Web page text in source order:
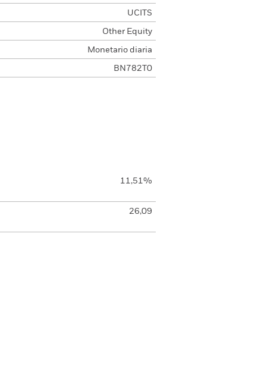
UCITS
Other Equity
Monetario diaria
BN782T0
11,51%
26,09